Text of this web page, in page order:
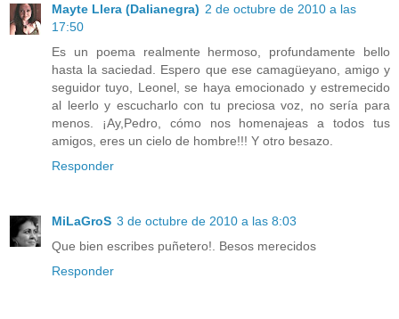
Mayte Llera (Dalianegra) 2 de octubre de 2010 a las
17:50
Es un poema realmente hermoso, profundamente bello
hasta la saciedad. Espero que ese camagüeyano, amigo y
seguidor tuyo, Leonel, se haya emocionado y estremecido
al leerlo y escucharlo con tu preciosa voz, no sería para
menos. ¡Ay,Pedro, cómo nos homenajeas a todos tus
amigos, eres un cielo de hombre!!! Y otro besazo.
Responder
MiLaGroS 3 de octubre de 2010 a las 8:03
Que bien escribes puñetero!. Besos merecidos
Responder